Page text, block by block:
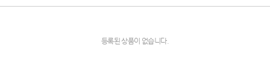
등록된 상품이 없습니다.